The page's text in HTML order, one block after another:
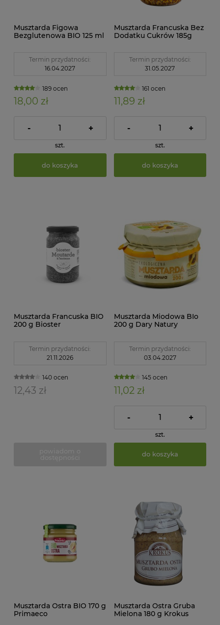
Musztarda Figowa
Bezglutenowa BIO 125 ml
Termin przydatności:
16.04.2027
189 ocen
18,00 zł
- +
szt.
do koszyka
Musztarda Francuska Bez
Dodatku Cukrów 185g
Termin przydatności:
31.05.2027
161 ocen
11,89 zł
- +
szt.
do koszyka
Musztarda Francuska BIO
200 g Bioster
Termin przydatności:
21.11.2026
140 ocen
12,43 zł
Musztarda Miodowa BIo
200 g Dary Natury
Termin przydatności:
03.04.2027
145 ocen
11,02 zł
- +
szt.
do koszyka
Musztarda Ostra BIO 170 g
Primaeco
Musztarda Ostra Gruba
Mielona 180 g Krokus